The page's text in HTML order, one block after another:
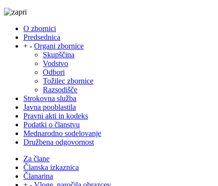
O zbornici
Predsednica
+ - Organi zbornice
Skupščina
Vodstvo
Odbori
Tožilec zbornice
Razsodišče
Strokovna služba
Javna pooblastila
Pravni akti in kodeks
Podatki o članstvu
Mednarodno sodelovanje
Družbena odgovornost
Za člane
Članska izkaznica
Članarina